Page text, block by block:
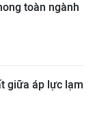
toàn ngành
giữa áp lực lạm